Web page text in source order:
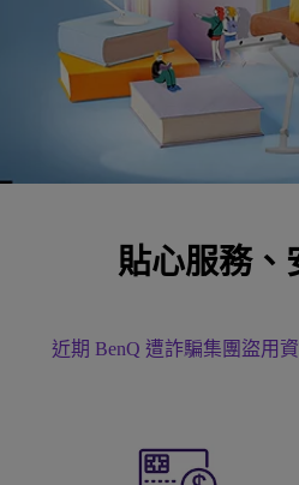
貼心服務、